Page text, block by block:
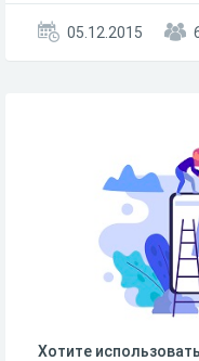
05.12.2015
Хотите